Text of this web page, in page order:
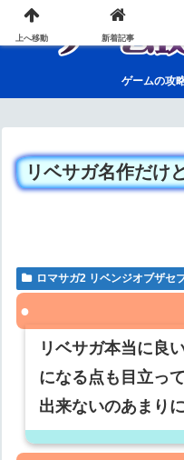
ゲームの攻
リベサガ名作だけ
ロマサガ2 リベンジオブザセ
リベサガ本当に良
になる点も目立っ
出来ないのあまり
上へ移動 新着記事